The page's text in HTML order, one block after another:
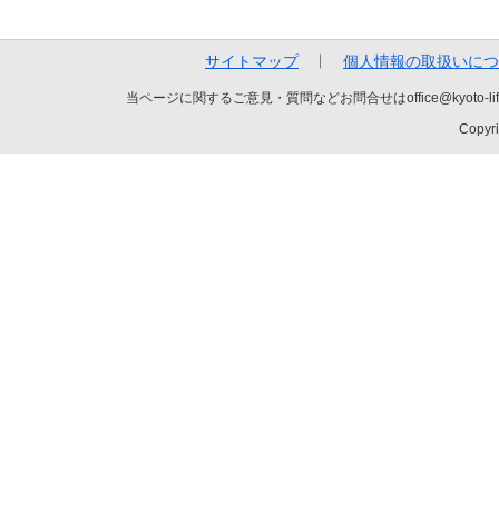
サイトマップ 個人情報の取扱いに
当ページに関するご意見・質問などお問合せは